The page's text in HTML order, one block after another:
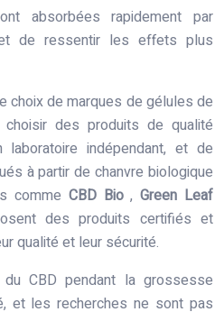
absorbées rapidement par
de ressentir les effets plus
choix de marques de gélules de
des produits de qualité
indépendant, et de
à partir de chanvre biologique
comme CBD Bio,Green Leaf
des produits certifiés et
qualité et leur sécurité.
du CBD pendant la grossesse
et les recherches ne sont pas